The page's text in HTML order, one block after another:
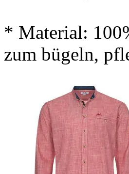
* Material:
zum bügeln,